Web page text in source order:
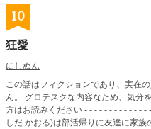
10
狂愛
にしぬん
この話はフィクションであり、実在
ん。 グロテスクな内容なため、気分を害す可能性があります それでも大丈夫な
方はお読みください - - - - - - - - - - - - - - - - - - - - - - - - -
しだ かおる)は部活帰りに友達に家族の愚痴をこぼす 「